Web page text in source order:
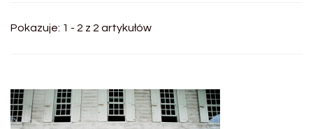
Pokazuje: 1 - 2 z 2 artykułów